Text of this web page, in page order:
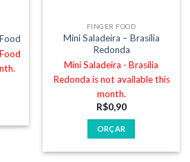
FINGER FOOD
Mini Saladeira – Brasília
Redonda
Mini Saladeira - Brasília
Redonda is not available this
month.
R$0,90
ORÇAR